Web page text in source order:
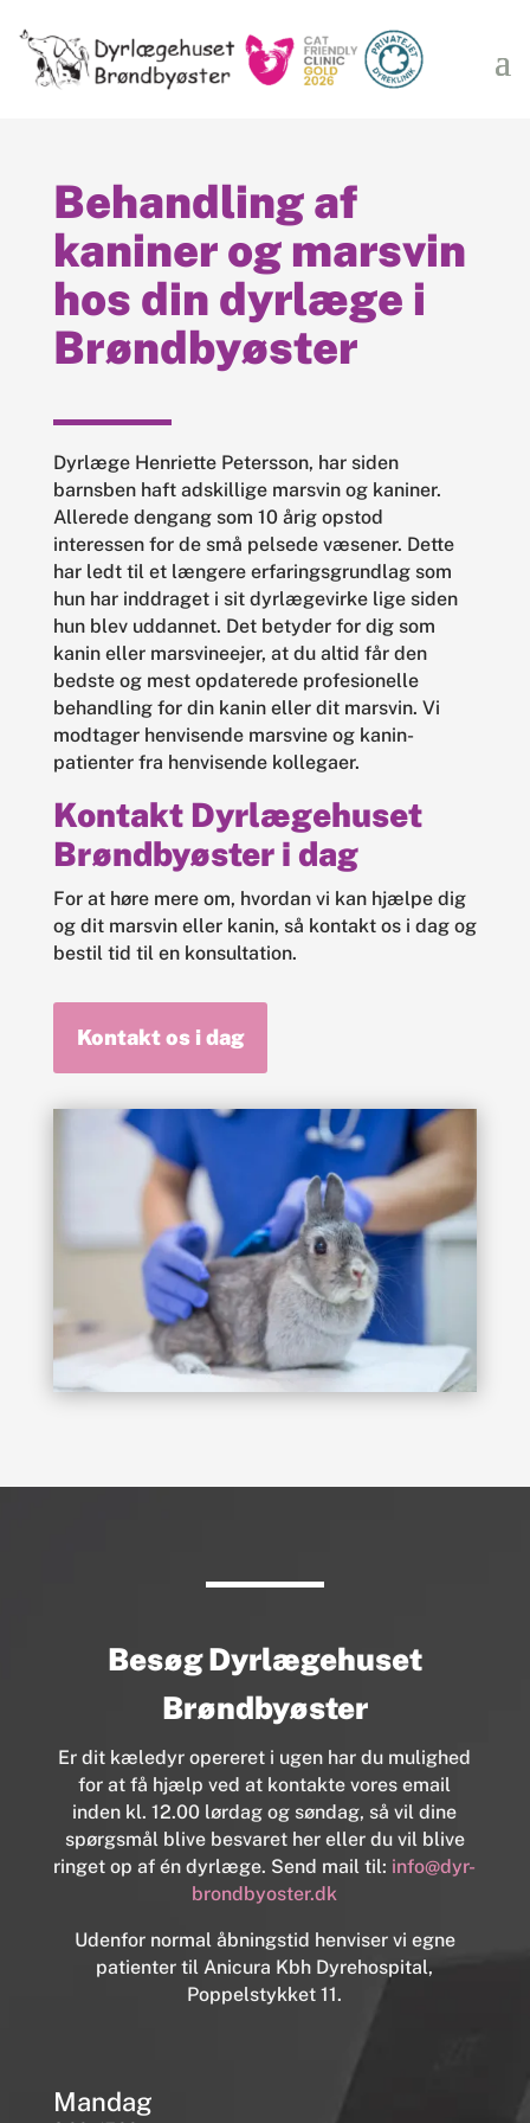
Behandling af
kaniner og marsvin
hos din dyrlæge i
Brøndbyøster
Dyrlæge Henriette Petersson, har siden
barnsben haft adskillige marsvin og kaniner.
Allerede dengang som 10 årig opstod
interessen for de små pelsede væsener. Dette
har ledt til et længere erfaringsgrundlag som
hun har inddraget i sit dyrlægevirke lige siden
hun blev uddannet. Det betyder for dig som
kanin eller marsvineejer, at du altid får den
bedste og mest opdaterede profesionelle
behandling for din kanin eller dit marsvin. Vi
modtager henvisende marsvine og kanin-
patienter fra henvisende kollegaer.
Kontakt Dyrlægehuset
Brøndbyøster i dag
For at høre mere om, hvordan vi kan hjælpe dig
og dit marsvin eller kanin, så kontakt os i dag og
bestil tid til en konsultation.
Kontakt os i dag
Besøg Dyrlægehuset
Brøndbyøster
Er dit kæledyr opereret i ugen har du mulighed
for at få hjælp ved at kontakte vores email
inden kl. 12.00 lørdag og søndag, så vil dine
spørgsmål blive besvaret her eller du vil blive
ringet op af én dyrlæge. Send mail til: info@dyr-
brondbyoster.dk
Udenfor normal åbningstid henviser vi egne
patienter til Anicura Kbh Dyrehospital,
Poppelstykket 11.
Mandag